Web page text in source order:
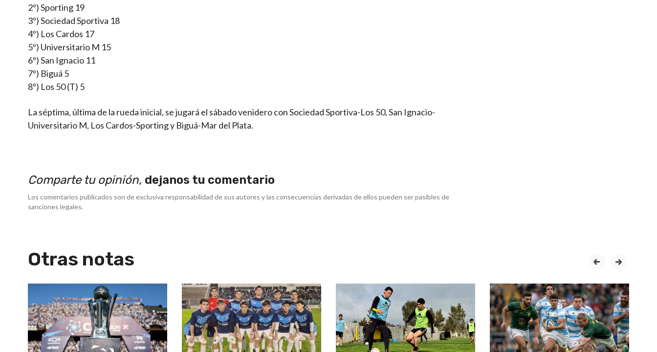
2º) Sporting 19
3º) Sociedad Sportiva 18
4º) Los Cardos 17
5º) Universitario M 15
6º) San Ignacio 11
7º) Biguá 5
8º) Los 50 (T) 5
La séptima, última de la rueda inicial, se jugará el sábado venidero con Sociedad Sportiva-Los 50, San Ignacio-
Universitario M, Los Cardos-Sporting y Biguá-Mar del Plata.
Comparte tu opinión, dejanos tu comentario
Los comentarios publicados son de exclusiva responsabilidad de sus autores y las consecuencias derivadas de ellos pueden ser pasibles de
sanciones legales.
Otras notas prev next